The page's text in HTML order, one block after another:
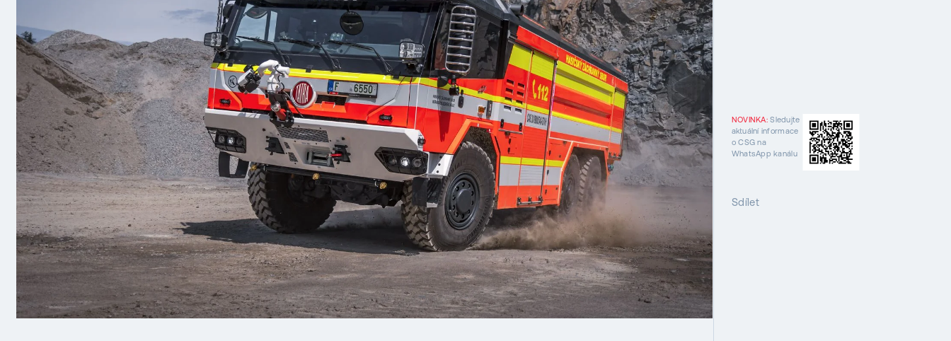
NOVINKA: Sledujte
aktuální informace
o CSG na
WhatsApp kanálu
Sdílet